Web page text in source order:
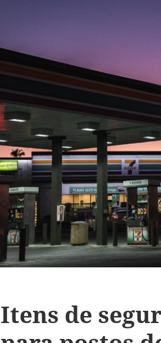
Itens de